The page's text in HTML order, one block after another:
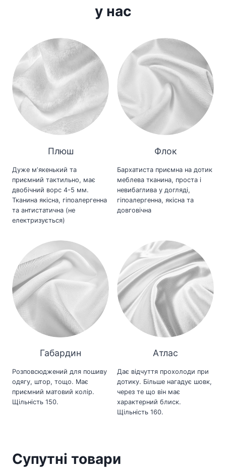
у нас
Плюш
Дуже мʼякенький та
приємний тактильно, має
двобічний ворс 4-5 мм.
Тканина якісна, гіпоалергенна
та антистатична (не
електризується)
Флок
Бархатиста приємна на дотик
меблева тканина, проста і
невибаглива у догляді,
гіпоалергенна, якісна та
довговічна
Габардин
Розповсюджений для пошиву
одягу, штор, тощо. Має
приємний матовий колір.
Щільність 150.
Атлас
Дає відчуття прохолоди при
дотику. Більше нагадує шовк,
через те що він має
характерний блиск.
Щільність 160.
Супутні товари